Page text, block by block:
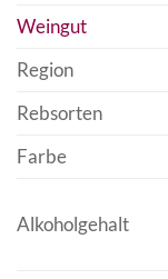
Weingut
Region
Rebsorten
Farbe
Alkoholgehalt